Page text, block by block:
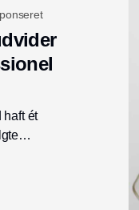
haft ét